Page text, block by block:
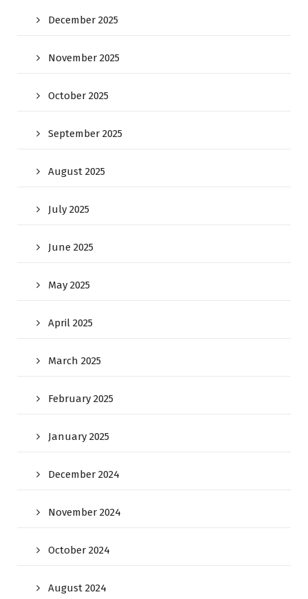
December 2025
November 2025
October 2025
September 2025
August 2025
July 2025
June 2025
May 2025
April 2025
March 2025
February 2025
January 2025
December 2024
November 2024
October 2024
August 2024